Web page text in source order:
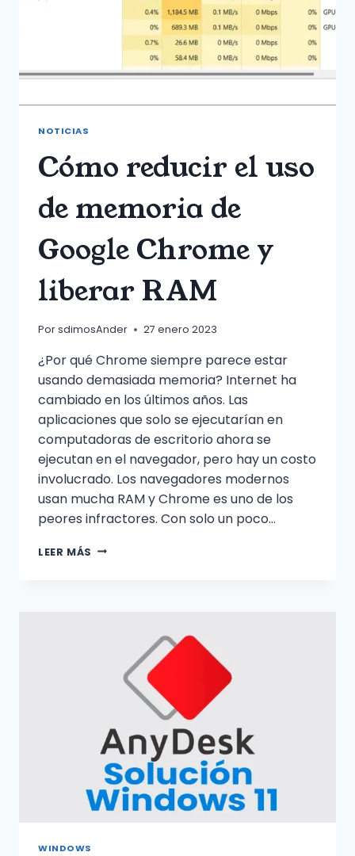
NOTICIAS
Cómo reducir el uso
de memoria de
Google Chrome y
liberar RAM
PorsdimosAnder 27 enero 2023
¿Por qué Chrome siempre parece estar
usando demasiada memoria? Internet ha
cambiado en los últimos años. Las
aplicaciones que solo se ejecutarían en
computadoras de escritorio ahora se
ejecutan en el navegador, pero hay un costo
involucrado. Los navegadores modernos
usan mucha RAM y Chrome es uno de los
peores infractores. Con solo un poco…
LEER MÁS CÓMO
GOOGLE
CHROME
WINDOWS